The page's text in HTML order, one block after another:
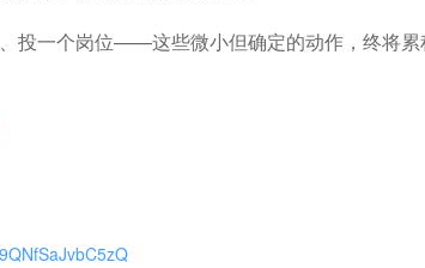
投一个岗位——这些微小但确定的动作，终将